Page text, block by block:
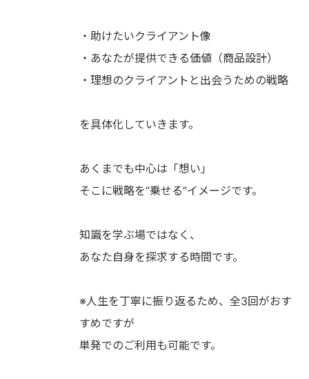
・助けたいクライアント像
・あなたが提供できる価値（商品設計）
・理想のクライアントと出会うための戦略
を具体化していきます。
あくまでも中心は「想い」
そこに戦略を“乗せる”イメージです。
知識を学ぶ場ではなく、
あなた自身を探求する時間です。
※人生を丁寧に振り返るため、全3回がおす
すめですが
単発でのご利用も可能です。